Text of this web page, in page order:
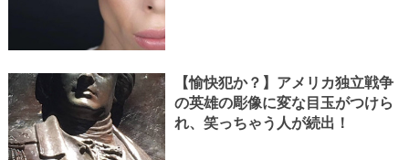
【愉快犯か？】アメリカ独立戦争
の英雄の彫像に変な目玉がつけら
れ、笑っちゃう人が続出！